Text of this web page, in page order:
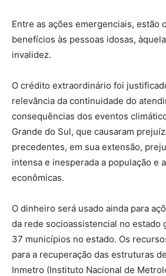
Entre as ações emergenciais, estão
benefícios às pessoas idosas,
invalidez.
O crédito extraordinário foi
relevância da continuidade do
consequências dos eventos
Grande do Sul, que causaram
precedentes, em sua extensão,
intensa e inesperada a população e
econômicas.
O dinheiro será usado ainda para
da rede socioassistencial no estado
37 municípios no estado. Os
para a recuperação das estruturas
Inmetro (Instituto Nacional de